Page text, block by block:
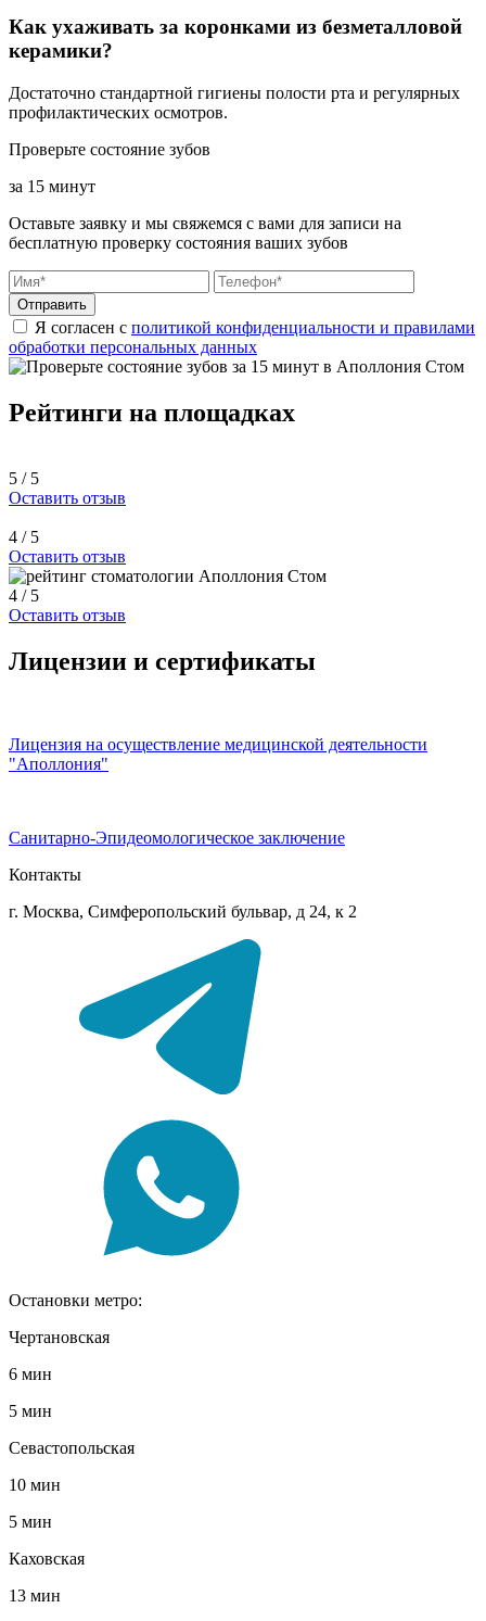
Как ухаживать за коронками из безметалловой
керамики?
Достаточно стандартной гигиены полости рта и регулярных
профилактических осмотров.
Проверьте состояние зубов
за 15 минут
Оставьте заявку и мы свяжемся с вами для записи на
бесплатную проверку состояния ваших зубов
Отправить
Я согласен с политикой конфиденциальности и правилами
обработки персональных данных
Рейтинги на площадках
5 / 5
Оставить отзыв
4 / 5
Оставить отзыв
4 / 5
Оставить отзыв
Лицензии и сертификаты
Лицензия на осуществление медицинской деятельности
"Аполлония"
Санитарно-Эпидеомологическое заключение
Контакты
г. Москва, Симферопольский бульвар, д 24, к 2
Остановки метро:
Чертановская
6 мин
5 мин
Севастопольская
10 мин
5 мин
Каховская
13 мин